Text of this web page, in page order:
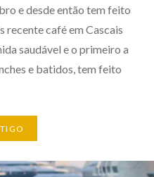
e desde então tem feito
recente café em Cascais
saudável e o primeiro a
e batidos, tem feito